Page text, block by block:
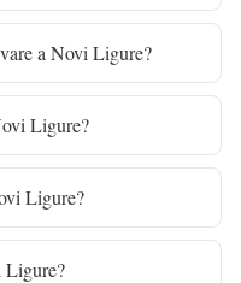
a Novi Ligure?
Ligure?
Ligure?
Ligure?